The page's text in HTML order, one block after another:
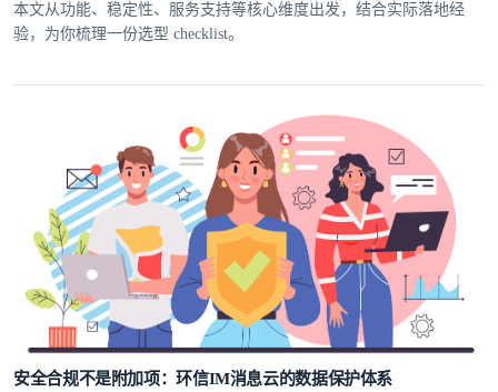
本文从功能、稳定性、服务支持等核心维度出发，结合实际落地经
验，为你梳理一份选型 checklist。
安全合规不是附加项：环信IM消息云的数据保护体系